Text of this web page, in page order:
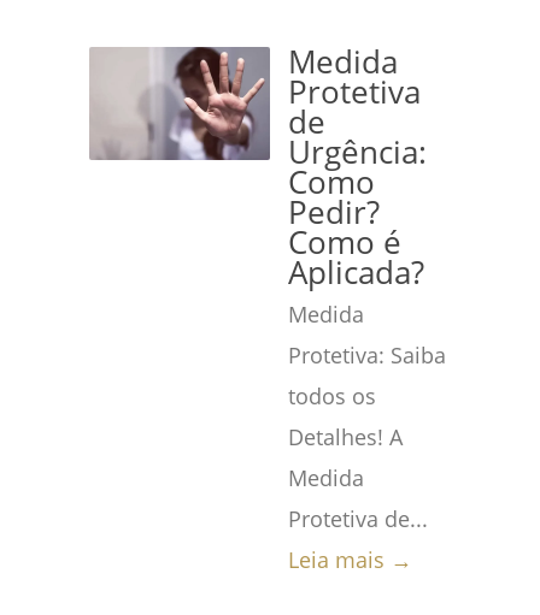
Medida
Protetiva
de
Urgência:
Como
Pedir?
Como é
Aplicada?
Medida
Protetiva: Saiba
todos os
Detalhes! A
Medida
Protetiva de...
Leia mais →